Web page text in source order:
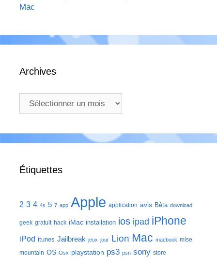
Mac
Archives
Archives
Étiquettes
2 3 4 4s 5 7 app Apple application avis Bêta download
geek gratuit hack iMac installation ios ipad iPhone
iPod itunes Jailbreak jeux jour Lion Mac macbook mise
mountain OS Osx playstation ps3 psn sony store